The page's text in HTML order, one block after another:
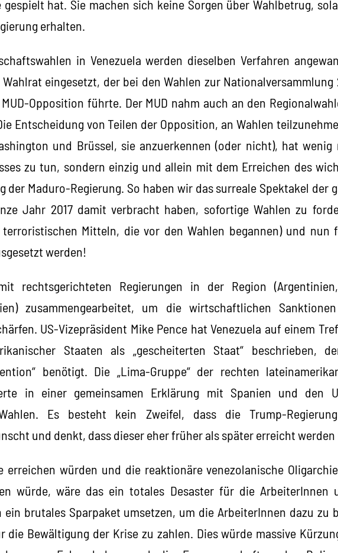
hat. Sie machen sich keine Sorgen über Wahlbetrug,
erhalten.
in Venezuela werden dieselben Verfahren
eingesetzt, der bei den Wahlen zur Nationalversammlung
Opposition führte. Der MUD nahm auch an den
Entscheidung von Teilen der Opposition, an Wahlen
und Brüssel, sie anzuerkennen (oder nicht), hat
zu tun, sondern einzig und allein mit dem Erreichen des
der Maduro-Regierung. So haben wir das surreale Spektakel der
Jahr 2017 damit verbracht haben, sofortige Wahlen zu
Mitteln, die vor den Wahlen begannen) und nun
werden!
rechtsgerichteten Regierungen in der Region
zusammengearbeitet, um die wirtschaftlichen
US-Vizepräsident Mike Pence hat Venezuela auf einem
Staaten als „gescheiterten Staat“ beschrieben,
benötigt. Die „Lima-Gruppe“ der rechten
in einer gemeinsamen Erklärung mit Spanien und den
Es besteht kein Zweifel, dass die Trump-
und denkt, dass dieser eher früher als später erreicht werden
erreichen würden und die reaktionäre venezolanische
würde, wäre das ein totales Desaster für die ArbeiterInnen
ein brutales Sparpaket umsetzen, um die ArbeiterInnen dazu zu
die Bewältigung der Krise zu zahlen. Dies würde massive